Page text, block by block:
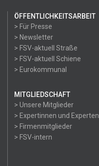
ÖFFENTLICHKEITSARBEIT
> Für Presse
> Newsletter
> FSV-aktuell Straße
> FSV-aktuell Schiene
> Eurokommunal
MITGLIEDSCHAFT
> Unsere Mitglieder
> Expertinnen und Experten
> Firmenmitglieder
> FSV-intern